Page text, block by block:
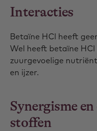
Interacties
Betaïne HCl heeft
Wel heeft betaïne
zuurgevoelige
en ijzer.
Synergisme
stoffen